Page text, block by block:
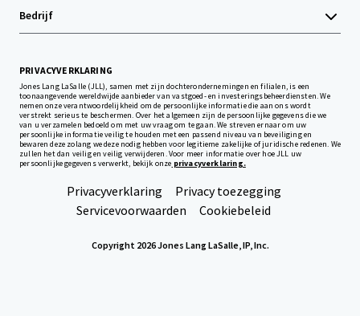
Bedrijf
PRIVACYVERKLARING
Jones Lang LaSalle (JLL), samen met zijn dochterondernemingen en filialen, is een
toonaangevende wereldwijde aanbieder van vastgoed- en investeringsbeheerdiensten. We
nemen onze verantwoordelijkheid om de persoonlijke informatie die aan ons wordt
verstrekt serieus te beschermen. Over het algemeen zijn de persoonlijke gegevens die we
van u verzamelen bedoeld om met uw vraag om te gaan. We streven ernaar om uw
persoonlijke informatie veilig te houden met een passend niveau van beveiliging en
bewaren deze zolang we deze nodig hebben voor legitieme zakelijke of juridische redenen. We
zullen het dan veilig en veilig verwijderen. Voor meer informatie over hoe JLL uw
persoonlijke gegevens verwerkt, bekijk onze privacyverklaring.
Privacyverklaring
Privacy toezegging
Servicevoorwaarden
Cookiebeleid
Copyright 2026 Jones Lang LaSalle, IP, Inc.